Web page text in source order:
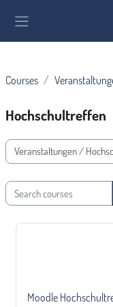
Courses
Hochschultreffen
Course categories
Search courses
Moodle
Course name
Moodle